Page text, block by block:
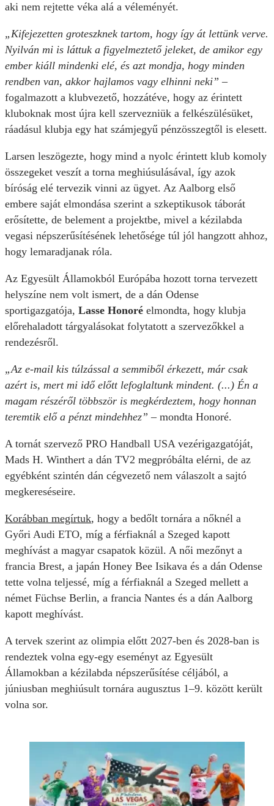
aki nem rejtette véka alá a véleményét.
„Kifejezetten groteszknek tartom, hogy így át lettünk verve.
Nyilván mi is láttuk a figyelmeztető jeleket, de amikor egy
ember kiáll mindenki elé, és azt mondja, hogy minden
rendben van, akkor hajlamos vagy elhinni neki”–
fogalmazott a klubvezető, hozzátéve, hogy az érintett
kluboknak most újra kell szervezniük a felkészülésüket,
ráadásul klubja egy hat számjegyű pénzösszegtől is elesett.
Larsen leszögezte, hogy mind a nyolc érintett klub komoly
összegeket veszít a torna meghiúsulásával, így azok
bíróság elé tervezik vinni az ügyet. Az Aalborg első
embere saját elmondása szerint a szkeptikusok táborát
erősítette, de belement a projektbe, mivel a kézilabda
vegasi népszerűsítésének lehetősége túl jól hangzott ahhoz,
hogy lemaradjanak róla.
Az Egyesült Államokból Európába hozott torna tervezett
helyszíne nem volt ismert, de a dán Odense
sportigazgatója, Lasse Honoré elmondta, hogy klubja
előrehaladott tárgyalásokat folytatott a szervezőkkel a
rendezésről.
„Az e-mail kis túlzással a semmiből érkezett, már csak
azért is, mert mi idő előtt lefoglaltunk mindent. (...) Én a
magam részéről többször is megkérdeztem, hogy honnan
teremtik elő a pénzt mindehhez”– mondta Honoré.
A tornát szervező PRO Handball USA vezérigazgatóját,
Mads H. Winthert a dán TV2 megpróbálta elérni, de az
egyébként szintén dán cégvezető nem válaszolt a sajtó
megkereséseire.
Korábban megírtuk, hogy a bedőlt tornára a nőknél a
Győri Audi ETO, míg a férfiaknál a Szeged kapott
meghívást a magyar csapatok közül. A női mezőnyt a
francia Brest, a japán Honey Bee Isikava és a dán Odense
tette volna teljessé, míg a férfiaknál a Szeged mellett a
német Füchse Berlin, a francia Nantes és a dán Aalborg
kapott meghívást.
A tervek szerint az olimpia előtt 2027-ben és 2028-ban is
rendeztek volna egy-egy eseményt az Egyesült
Államokban a kézilabda népszerűsítése céljából, a
júniusban meghiúsult tornára augusztus 1–9. között került
volna sor.